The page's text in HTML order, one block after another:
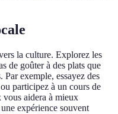
la culture. Explorez les
de goûter à des plats que
exemple, essayez des
participez à un cours de
aidera à mieux
expérience souvent